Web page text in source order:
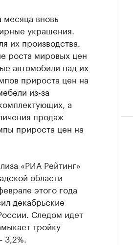
вновь
украшения.
их производства.
роста мировых цен
автомобили над их
прироста цен на
из-за
а
продаж
прироста цен на
«РИА Рейтинг»
области
этого года
декабрьские
Следом идет
тройку